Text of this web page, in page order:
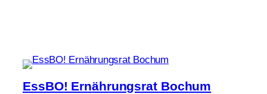
EssBO! Ernährungsrat Bochum